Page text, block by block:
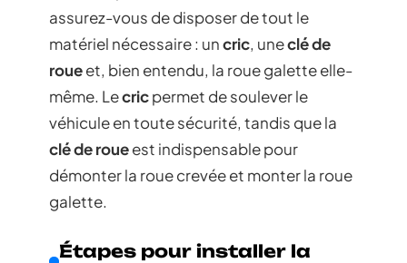
assurez-vous de disposer de tout le
matériel nécessaire : uncric, uneclé de
roueet, bien entendu, la roue galette elle-
même. Lecricpermet de soulever le
véhicule en toute sécurité, tandis que la
clé de roueest indispensable pour
démonter la roue crevée et monter la roue
galette.
Étapes pour installer la